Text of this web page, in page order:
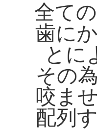
全て
歯に
とに
その
咬ま
配列